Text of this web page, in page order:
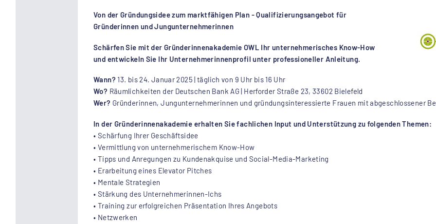
Von der Gründungsidee zum marktfähigen Plan - Qualifizierungsangebot für
Gründerinnen und Jungunternehmerinnen
Schärfen Sie mit der Gründerinnenakademie OWL Ihr unternehmerisches Know-How
und entwickeln Sie Ihr Unternehmerinnenprofil unter professioneller Anleitung.
Wann? 13. bis 24. Januar 2025 | täglich von 9 Uhr bis 16 Uhr
Wo? Räumlichkeiten der Deutschen Bank AG | Herforder Straße 23, 33602 Bielefeld
Wer? Gründerinnen, Jungunternehmerinnen und gründungsinteressierte Frauen mit abgeschlossener
In der Gründerinnenakademie erhalten Sie fachlichen Input und Unterstützung zu folgenden Themen:
• Schärfung Ihrer Geschäftsidee
• Vermittlung von unternehmerischem Know-How
• Tipps und Anregungen zu Kundenakquise und Social-Media-Marketing
• Erarbeitung eines Elevator Pitches
• Mentale Strategien
• Stärkung des Unternehmerinnen-Ichs
• Training zur erfolgreichen Präsentation Ihres Angebots
• Netzwerken